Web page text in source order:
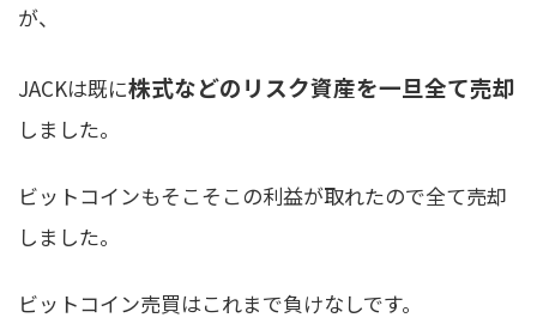
が、
JACKは既に株式などのリスク資産を一旦全て売却
しました。
ビットコインもそこそこの利益が取れたので全て売却
しました。
ビットコイン売買はこれまで負けなしです。